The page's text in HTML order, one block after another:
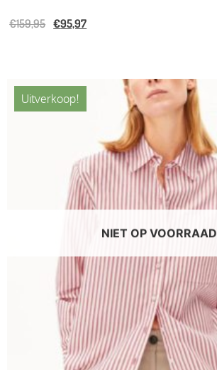
€159,95 €95,97
Uitverkoop!
NIET OP VOORRAAD